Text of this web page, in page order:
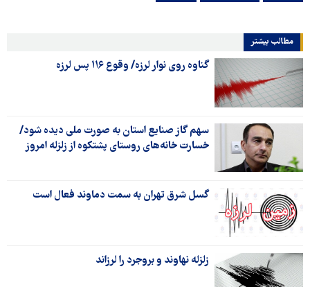
مطالب بیشتر
گناوه روی نوار لرزه/ وقوع ۱۱۶ پس لرزه
سهم گاز صنایع استان به صورت ملی دیده شود/
خسارت خانه‌های روستای پشتکوه از زلزله امروز
گسل شرق تهران به سمت دماوند فعال است
زلزله نهاوند و بروجرد را لرزاند